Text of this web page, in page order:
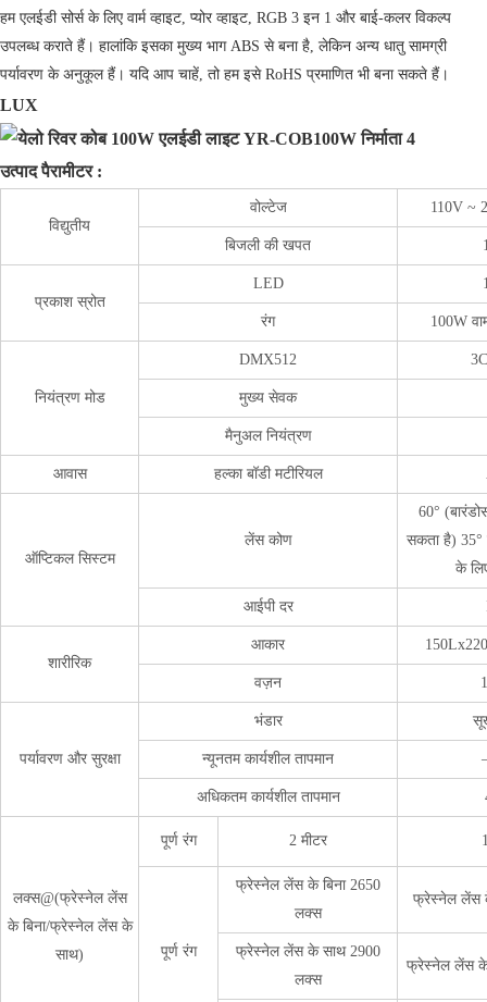
हम एलईडी सोर्स के लिए वार्म व्हाइट, प्योर व्हाइट, RGB 3 इन 1 और बाई-कलर विकल्प
उपलब्ध कराते हैं। हालांकि इसका मुख्य भाग ABS से बना है, लेकिन अन्य धातु सामग्री
पर्यावरण के अनुकूल हैं। यदि आप चाहें, तो हम इसे RoHS प्रमाणित भी बना सकते हैं।
LUX
उत्पाद पैरामीटर :
विद्युतीय
वोल्टेज 110V ~
बिजली की खपत
प्रकाश स्रोत
LED
रंग 100W
नियंत्रण मोड
DMX512
मुख्य सेवक
मैनुअल नियंत्रण
आवास हल्का बॉडी मटीरियल
ऑप्टिकल सिस्टम
लेंस कोण
60°
सकता है)
के
आईपी ​​दर
शारीरिक
आकार
वज़न
पर्यावरण और सुरक्षा
भंडार
न्यूनतम कार्यशील तापमान
अधिकतम कार्यशील तापमान
लक्स@(फ्रेस्नेल लेंस
के बिना/फ्रेस्नेल लेंस के
साथ)
पूर्ण रंग 2 मीटर
पूर्ण रंग
फ्रेस्नेल लेंस के बिना 2650
लक्स
फ्रेस्नेल लेंस
फ्रेस्नेल लेंस के साथ 2900
लक्स
फ्रेस्नेल लेंस